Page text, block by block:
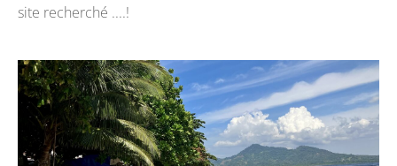
site recherché ....!